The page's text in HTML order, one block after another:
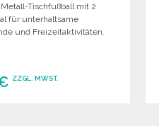
Tischfußball mit 2
für unterhaltsame
und Freizeitaktivitäten.
ZZGL. MWST.